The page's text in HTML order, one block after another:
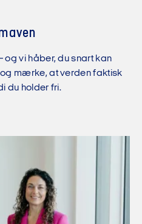
vi håber, du snart kan
mærke, at verden faktisk
du holder fri.